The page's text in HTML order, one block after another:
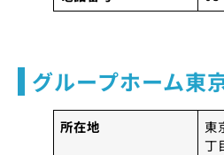
グループホーム東
所在地
東
丁